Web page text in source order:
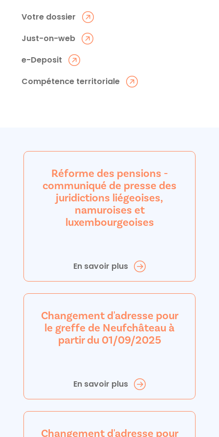
Votre dossier
Just-on-web
e-Deposit
Compétence territoriale
Réforme des pensions -
communiqué de presse des
juridictions liégeoises,
namuroises et
luxembourgeoises
En savoir plus
Changement d'adresse pour
le greffe de Neufchâteau à
partir du 01/09/2025
En savoir plus
Changement d'adresse pour